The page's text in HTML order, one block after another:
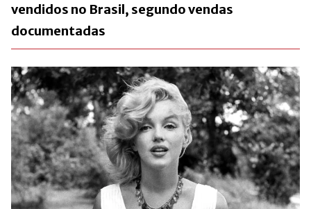
vendidos no Brasil, segundo vendas
documentadas